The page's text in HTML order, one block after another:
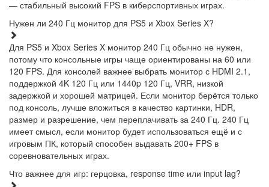
— стабильный высокий FPS в киберспортивных играх.
Нужен ли 240 Гц монитор для PS5 и Xbox Series X?
Для PS5 и Xbox Series X монитор 240 Гц обычно не нужен,
потому что консольные игры чаще ориентированы на 60 или
120 FPS. Для консолей важнее выбрать монитор с HDMI 2.1,
поддержкой 4K 120 Гц или 1440p 120 Гц, VRR, низкой
задержкой и хорошей матрицей. Если монитор берётся только
под консоль, лучше вложиться в качество картинки, HDR,
размер и разрешение, чем переплачивать за 240 Гц. 240 Гц
имеет смысл, если монитор будет использоваться ещё и с
игровым ПК, который способен выдавать 200+ FPS в
соревновательных играх.
Что важнее для игр: герцовка, response time или input lag?